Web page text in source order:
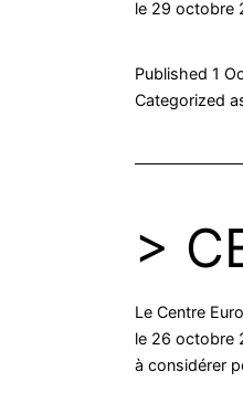
le 29 octobre
Published 1
Categorized
>
Le Centre
le 26 octobre
à considérer